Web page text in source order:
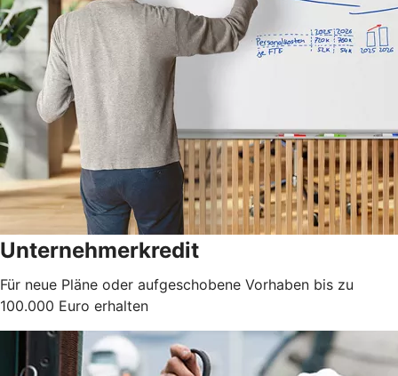
Unternehmerkredit
Für neue Pläne oder aufgeschobene Vorhaben bis zu
100.000 Euro erhalten